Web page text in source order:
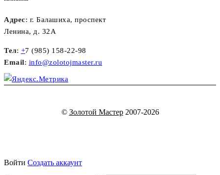
Адрес: г. Балашиха, проспект
Ленина, д. 32А
Тел: +7 (985) 158-22-98
Email: info@zolotojmaster.ru
© Золотой Мастер2007-2026
Войти Создать аккаунт